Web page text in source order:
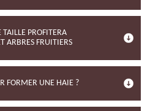
PROFITERA
ARBRES FRUITIERS
FORMER UNE HAIE ?